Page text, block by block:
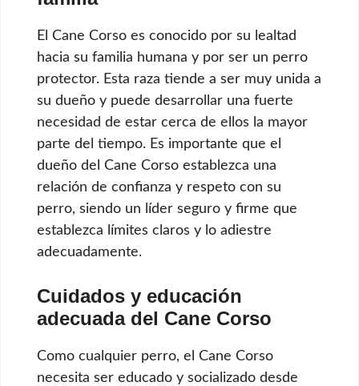
El Cane Corso es conocido por su lealtad
hacia su familia humana y por ser un perro
protector. Esta raza tiende a ser muy unida a
su dueño y puede desarrollar una fuerte
necesidad de estar cerca de ellos la mayor
parte del tiempo. Es importante que el
dueño del Cane Corso establezca una
relación de confianza y respeto con su
perro, siendo un líder seguro y firme que
establezca límites claros y lo adiestre
adecuadamente.
Cuidados y educación
adecuada del Cane Corso
Como cualquier perro, el Cane Corso
necesita ser educado y socializado desde